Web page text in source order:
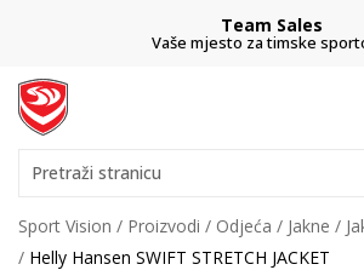
Team Sales
Vaše mjesto za timske
Pretraži stranicu
Sport Vision Proizvodi Odjeća Jakne
Helly Hansen SWIFT STRETCH JACKET